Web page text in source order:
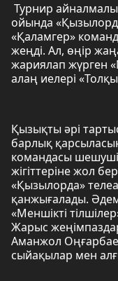
Турнир
ойында
«Қаламгер»
жеңді. Ал, өңір
жариялап жүрген
алаң иелері
Қызықты әрі
барлық
командасы
жігіттеріне жол
«Қызылорда»
қанжығалады.
«Меншікті
Жарыс
Аманжол
сыйақылар мен